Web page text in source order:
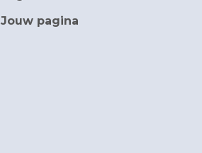
Jouw pagina